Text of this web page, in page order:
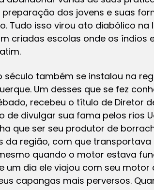
preparação dos jovens e suas
Tudo isso virou ato diabólico na
criadas escolas onde os índios
também se instalou na
Um desses que se fez
recebeu o título de Diretor
de divulgar sua fama pelos rios
que ser seu produtor de
da região, com que
quando o motor estava
um dia ele viajou com seu motor
capangas mais perversos.